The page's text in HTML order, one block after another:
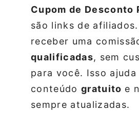
Cupom de Desconto
são links de
receber uma
qualificadas, sem
para você. Isso
conteúdo gratuito e
sempre atualizadas.